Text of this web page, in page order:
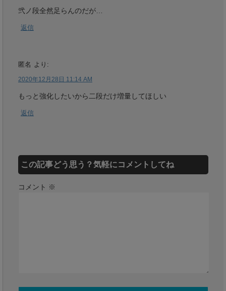
弐ノ段全然足らんのだが…
返信
匿名 より:
2020年12月28日 11:14 AM
もっと強化したいから二段だけ増量してほしい
返信
この記事どう思う？気軽にコメントしてね
コメント ※